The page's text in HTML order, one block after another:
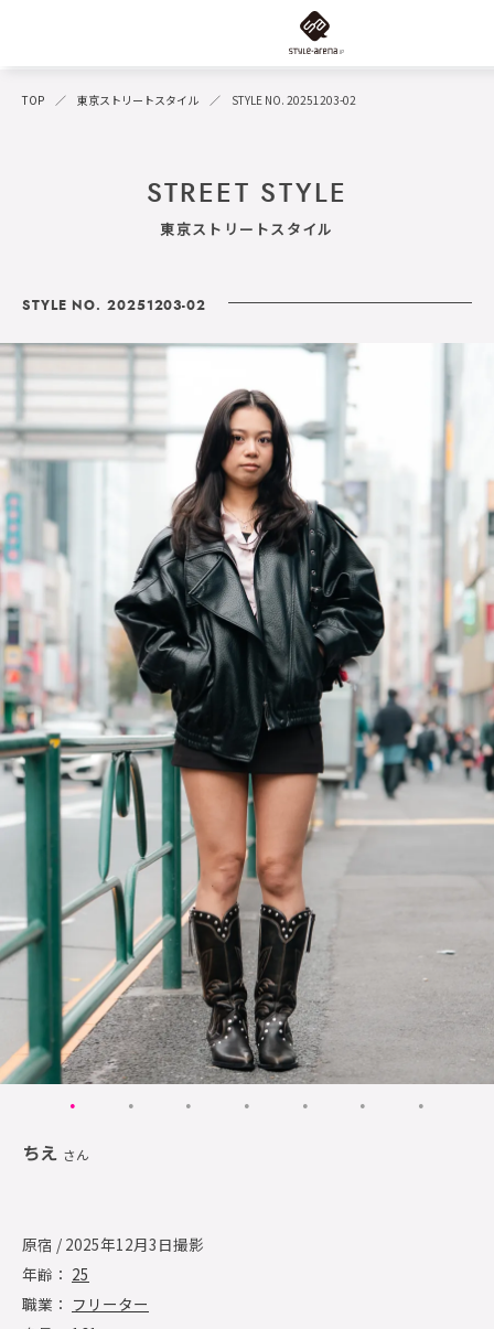
TOP 東京ストリートスタイル STYLE NO. 20251203-02
STREET STYLE
東京ストリートスタイル
STYLE NO. 20251203-02
ちえ さん
原宿 / 2025年12月3日撮影
年齢： 25
職業： フリーター